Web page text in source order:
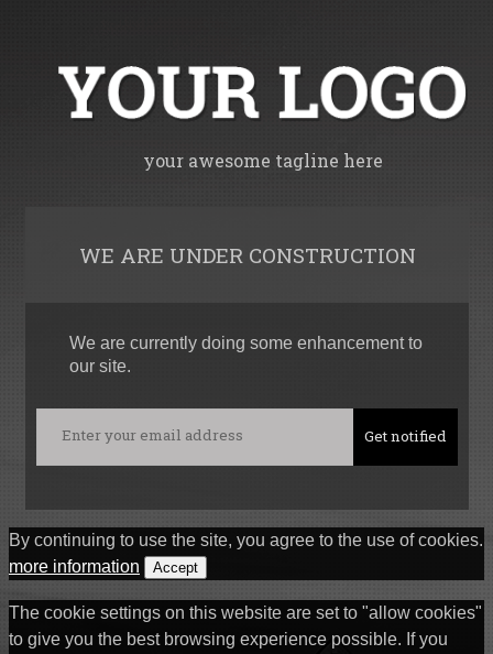
your awesome tagline here
WE ARE UNDER CONSTRUCTION
We are currently doing some enhancement to
our site.
By continuing to use the site, you agree to the use of cookies.
more information
Accept
The cookie settings on this website are set to "allow cookies"
to give you the best browsing experience possible. If you